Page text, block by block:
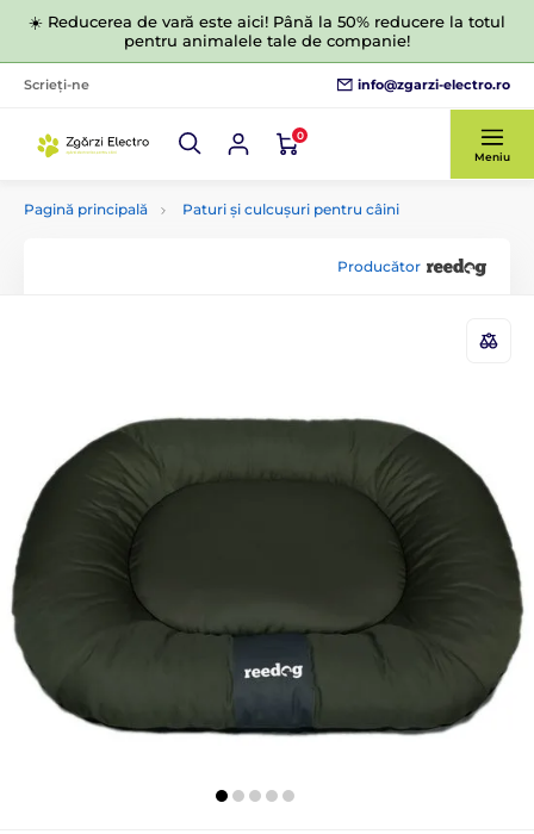
☀️ Reducerea de vară este aici! Până la 50% reducere la totul
pentru animalele tale de companie!
Scrieți-ne info@zgarzi-electro.ro
0
Meniu
Pagină principală Paturi și culcușuri pentru câini
Producător